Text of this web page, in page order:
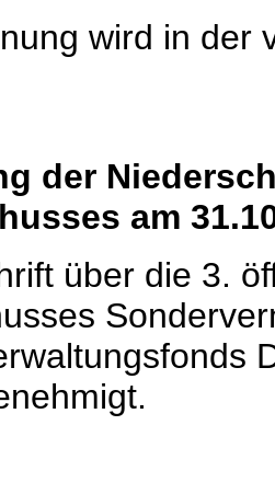
wird in der
der
am
über die 3.